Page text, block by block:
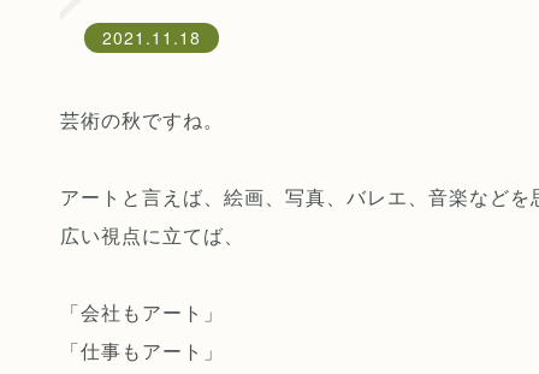
2021.11.18
芸術の秋ですね。
アートと言えば、絵画、写真、バレエ、音楽など
広い視点に立てば、
「会社もアート」
「仕事もアート」